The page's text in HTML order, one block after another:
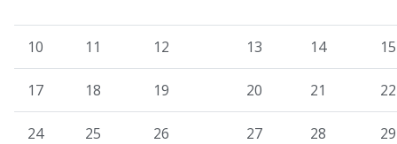
10 11 12 13 14 15
17 18 19 20 21 22
24 25 26 27 28 29